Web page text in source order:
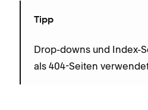
Tipp
Drop-downs und Index-
als 404-Seiten